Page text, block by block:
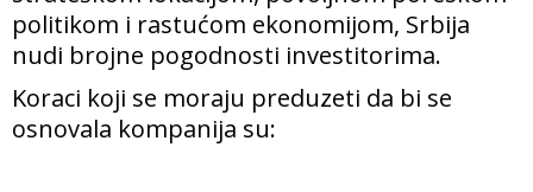
politikom i rastućom ekonomijom, Srbija
nudi brojne pogodnosti investitorima.
Koraci koji se moraju preduzeti da bi se
osnovala kompanija su: